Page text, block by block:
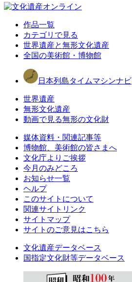
作品一覧
カテゴリで見る
世界遺産と無形文化遺産
全国の美術館・博物館
日本列島タイムマシンナビ
世界遺産
無形文化遺産
動画で見る無形の文化財
媒体資料・関連記事等
博物館、美術館の皆さまへ
文化庁よりご挨拶
今月のみどころ
お知らせ一覧
ヘルプ
このサイトについて
関連サイトリンク
サイトマップ
サイトのご意見はこちら
文化遺産データベース
国指定文化財等データベース